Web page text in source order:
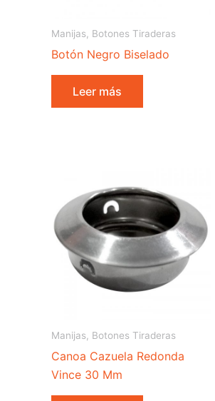
Manijas, Botones Tiraderas
Botón Negro Biselado
Leer más
Manijas, Botones Tiraderas
Canoa Cazuela Redonda
Vince 30 Mm